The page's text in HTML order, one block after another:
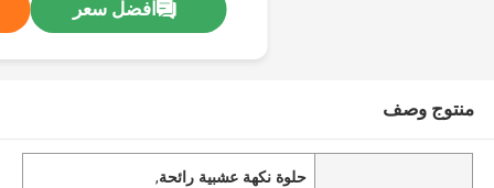
افضل سعر
منتوج وصف
حلوة نكهة عشبية رائحة,